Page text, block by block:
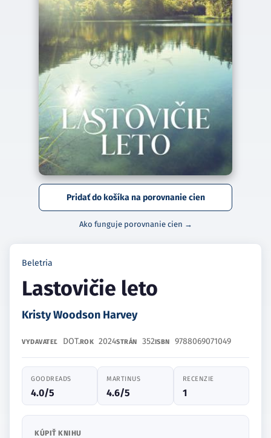
Pridať do košíka na porovnanie cien
Ako funguje porovnanie cien →
Beletria
Lastovičie leto
Kristy Woodson Harvey
VYDAVATEĽ DOT.ROK 2024STRÁN 352ISBN 9788069071049
GOODREADS
4.0/5
MARTINUS
4.6/5
RECENZIE
1
KÚPIŤ KNIHU